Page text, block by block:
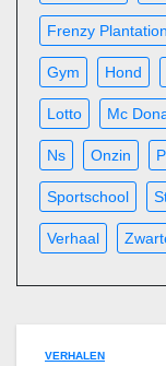
Frenzy Plantation
Gym Hond
Lotto Mc
Ns Onzin
Sportschool
Verhaal
VERHALEN